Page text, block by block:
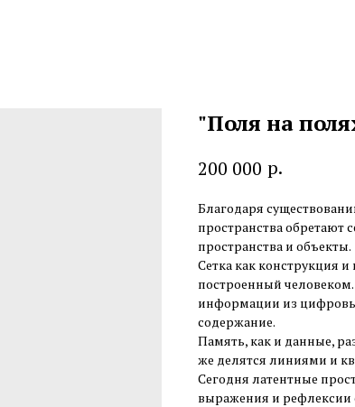
"Поля на
200 000 р.
Благодаря
пространства обретают
пространства и объекты.
Сетка как конструкция
построенный
информации из
содержание.
Память, как и данные,
же делятся линиями и
Сегодня латентные
выражения и рефлексии